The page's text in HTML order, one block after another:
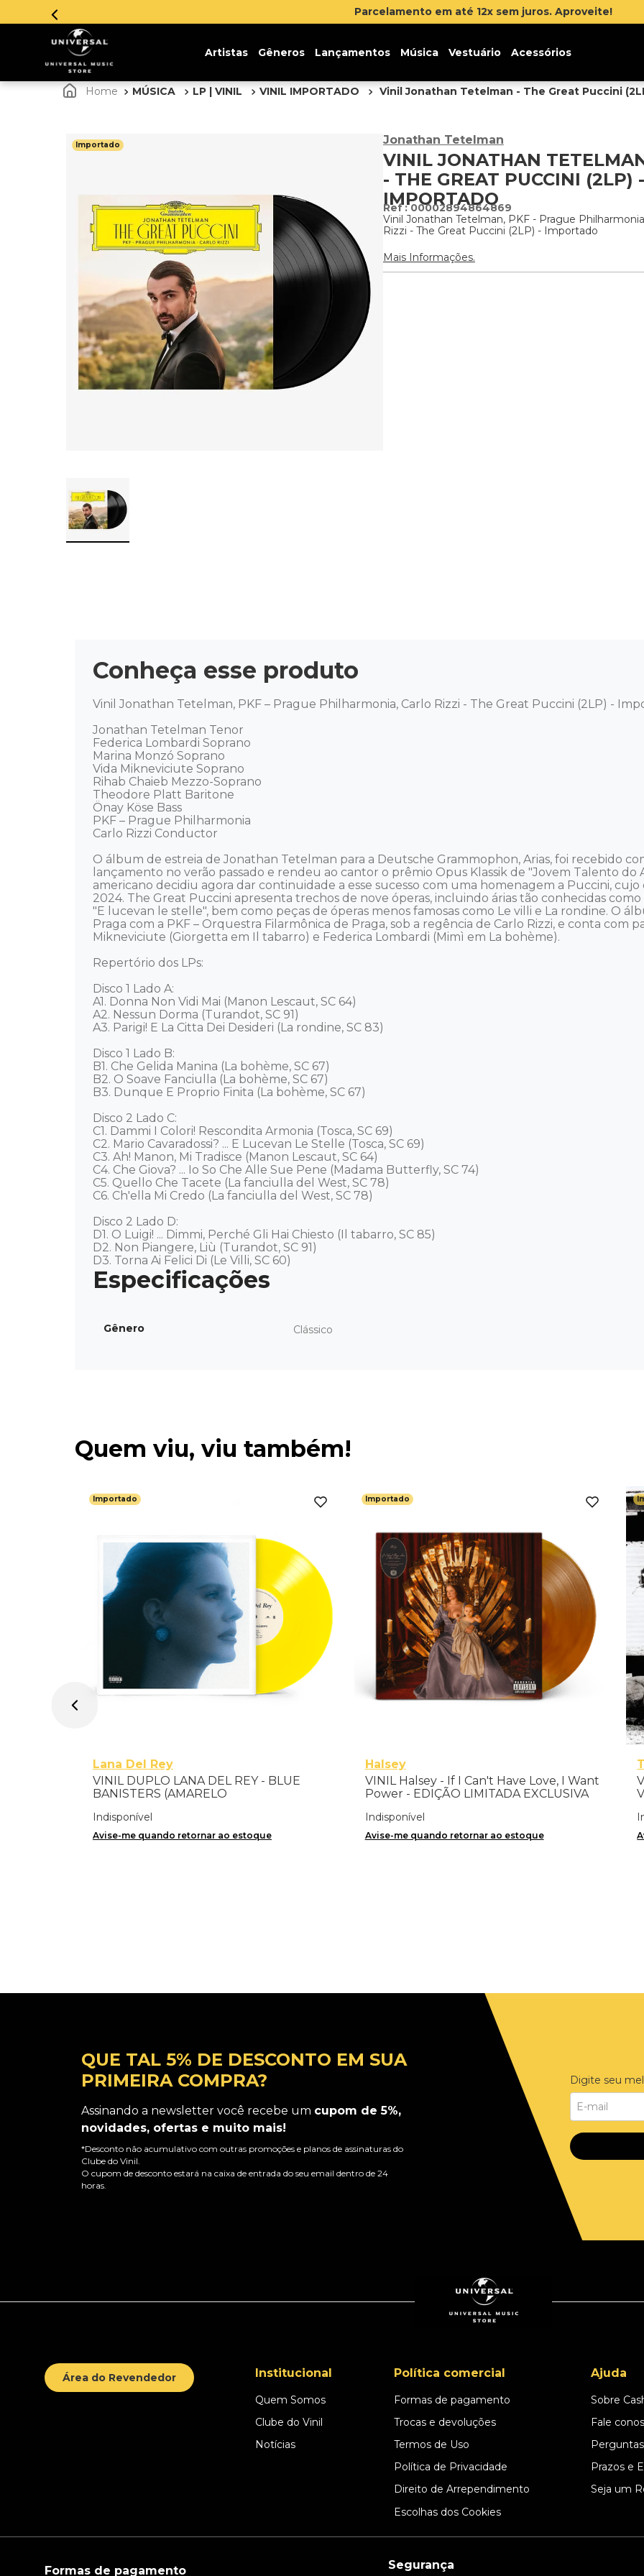
Inscreva-se na newsletter e ganhe 5% de desconto na
Artistas Gêneros Lançamentos Música Vestuário Acessórios
MÚSICA LP | VINIL VINIL IMPORTADO Vinil Jonathan Tetelman - The Great Puccini
Importado Jonathan Tetelman
VINIL JONATHAN
- THE GREAT PUCCINI (2LP) -
IMPORTADO
:00002894864869
Vinil Jonathan Tetelman, PKF - Prague
Rizzi - The Great Puccini (2LP) - Importado
Mais Informações.
Conheça esse produto
Vinil Jonathan Tetelman, PKF – Prague Philharmonia, Carlo Rizzi - The Great Puccini (2LP) -
Jonathan Tetelman Tenor
Federica Lombardi Soprano
Marina Monzó Soprano
Vida Mikneviciute Soprano
Rihab Chaieb Mezzo-Soprano
Theodore Platt Baritone
Önay Köse Bass
PKF – Prague Philharmonia
Carlo Rizzi Conductor
O álbum de estreia de Jonathan Tetelman para a Deutsche Grammophon, Arias, foi recebido
lançamento no verão passado e rendeu ao cantor o prêmio Opus Klassik de "Jovem Talento
americano decidiu agora dar continuidade a esse sucesso com uma homenagem a Puccini,
2024. The Great Puccini apresenta trechos de nove óperas, incluindo árias tão conhecidas
"E lucevan le stelle", bem como peças de óperas menos famosas como Le villi e La rondine. O
Praga com a PKF – Orquestra Filarmônica de Praga, sob a regência de Carlo Rizzi, e conta com
Mikneviciute (Giorgetta em Il tabarro) e Federica Lombardi (Mimì em La bohème).
Repertório dos LPs:
Disco 1 Lado A:
A1. Donna Non Vidi Mai (Manon Lescaut, SC 64)
A2. Nessun Dorma (Turandot, SC 91)
A3. Parigi! E La Citta Dei Desideri (La rondine, SC 83)
Disco 1 Lado B:
B1. Che Gelida Manina (La bohème, SC 67)
B2. O Soave Fanciulla (La bohème, SC 67)
B3. Dunque E Proprio Finita (La bohème, SC 67)
Disco 2 Lado C:
C1. Dammi I Colori! Rescondita Armonia (Tosca, SC 69)
C2. Mario Cavaradossi? ... E Lucevan Le Stelle (Tosca, SC 69)
C3. Ah! Manon, Mi Tradisce (Manon Lescaut, SC 64)
C4. Che Giova? ... Io So Che Alle Sue Pene (Madama Butterfly, SC 74)
C5. Quello Che Tacete (La fanciulla del West, SC 78)
C6. Ch'ella Mi Credo (La fanciulla del West, SC 78)
Disco 2 Lado D:
D1. O Luigi! ... Dimmi, Perché Gli Hai Chiesto (Il tabarro, SC 85)
D2. Non Piangere, Liù (Turandot, SC 91)
D3. Torna Ai Felici Di (Le Villi, SC 60)
Gênero Clássico
Quem viu, viu também!
Importado
Lana Del Rey
VINIL DUPLO LANA DEL REY - BLUE
BANISTERS (AMARELO
Indisponível
Avise-me quando retornar ao estoque
Importado
Halsey
VINIL Halsey - If I Can't Have Love, I Want
Power - EDIÇÃO LIMITADA EXCLUSIVA
Indisponível
Avise-me quando retornar ao estoque
QUE TAL 5% DE DESCONTO EM SUA
PRIMEIRA COMPRA?
Assinando a newsletter você recebe um cupom de 5%,
novidades, ofertas e muito mais!
*Desconto não acumulativo com outras promoções e planos de assinaturas do
Clube do Vinil.
O cupom de desconto estará na caixa de entrada do seu email dentro de 24
horas.
Digite seu
Área do Revendedor Institucional
Quem Somos
Clube do Vinil
Notícias
Política comercial
Formas de pagamento
Trocas e devoluções
Termos de Uso
Política de Privacidade
Direito de Arrependimento
Escolhas dos Cookies
Ajuda
Sobre
Fale
Prazos e
Seja um
Formas de pagamento Segurança